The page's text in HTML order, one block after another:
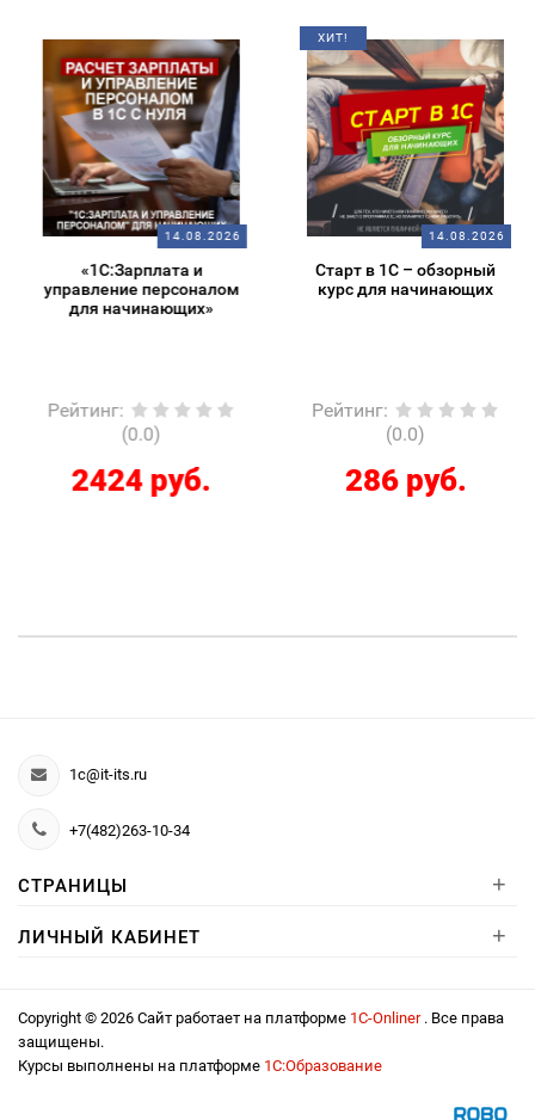
14.08.2026
«1С:Зарплата и
управление персоналом
для начинающих»
Рейтинг:
(0.0)
2424 руб.
ХИТ!
14.08.2026
Старт в 1С – обзорный
курс для начинающих
Рейтинг:
(0.0)
286 руб.
1c@it-its.ru
+7(482)263-10-34
СТРАНИЦЫ +
ЛИЧНЫЙ КАБИНЕТ +
Copyright © 2026 Сайт работает на платформе 1С-Onliner . Все права
защищены.
Курсы выполнены на платформе 1С:Образование